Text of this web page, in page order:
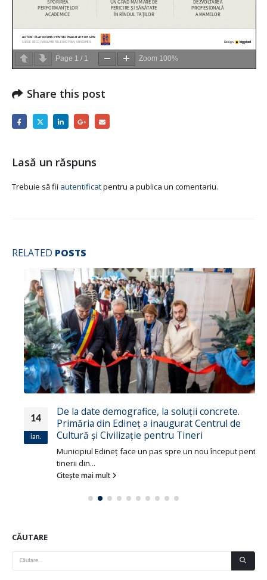
Page 1 / 1 Zoom 100%
Share this post
Lasă un răspuns
Trebuie să fii autentificatpentru a publica un comentariu.
RELATED POSTS
De la date demografice, la soluții concrete.
Primăria din Edineț a inaugurat Centrul de
Cultură și Civilizație pentru Tineri
Municipiul Edineț face un pas spre un nou început pentru
tinerii din...
Citește mai mult
CĂUTARE